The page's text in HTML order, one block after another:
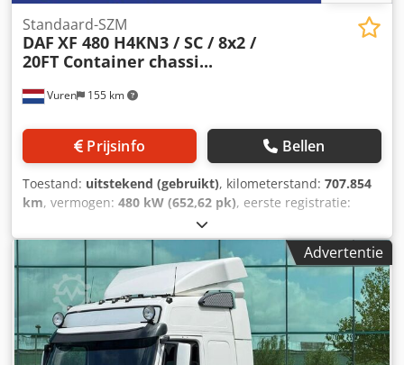
Vuren 155 km
Standaard-SZM
DAF XF 480 H4KN3 / SC / 8x2 /
20FT Container chassi...
Prijsinfo Bellen
Toestand: uitstekend (gebruikt), kilometerstand: 707.854
km, vermogen: 480 kW (652,62 pk), eerste registratie:
diesel
wielbasis:6.100 mm, brandstof:diesel, kleur:rood,
bestuurderscabine:
slaapcabine, soort overbrenging:
automatisch
, emissieklasse: Euro 6, ophanging:
staal-
lucht, totale lengte:8.820 mm, totale breedte: 2.550 mm,
toegestane aslast (as 1):
9.000 kg, toegestane aslast (as 2):
8.000 kg, toegestane aslast (as 3):11.500 kg, Bouwjaar:
2019, Uitrusting:AdBlue, EBS (Elektronisch Remsysteem),
Advertentie